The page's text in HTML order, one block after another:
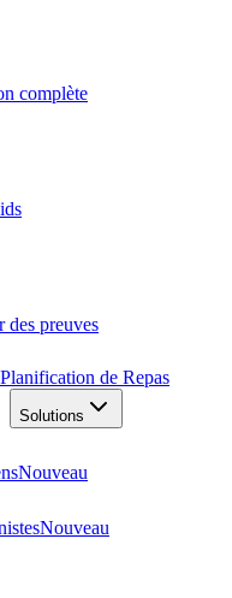
complète
des preuves
de Repas
Solutions
Nouveau
Nouveau